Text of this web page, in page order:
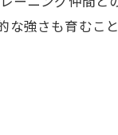
強さも育むこ